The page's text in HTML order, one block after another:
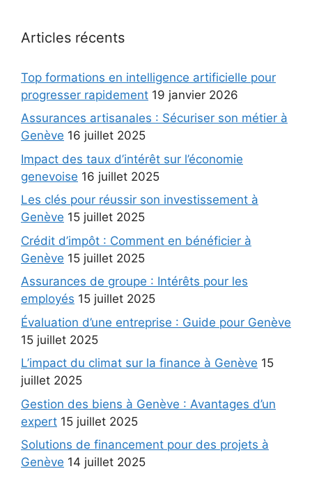
Articles récents
Top formations en intelligence artificielle pour
progresser rapidement 19 janvier 2026
Assurances artisanales : Sécuriser son métier à
Genève 16 juillet 2025
Impact des taux d’intérêt sur l’économie
genevoise 16 juillet 2025
Les clés pour réussir son investissement à
Genève 15 juillet 2025
Crédit d’impôt : Comment en bénéficier à
Genève 15 juillet 2025
Assurances de groupe : Intérêts pour les
employés 15 juillet 2025
Évaluation d’une entreprise : Guide pour Genève
15 juillet 2025
L’impact du climat sur la finance à Genève 15
juillet 2025
Gestion des biens à Genève : Avantages d’un
expert 15 juillet 2025
Solutions de financement pour des projets à
Genève 14 juillet 2025